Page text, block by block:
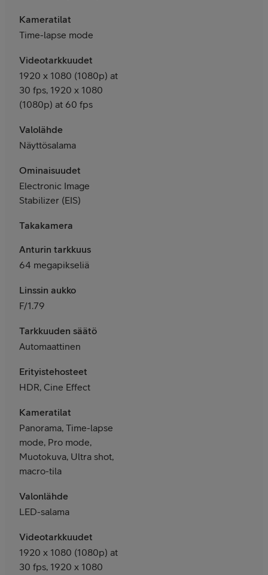
Kameratilat
Time-lapse mode
Videotarkkuudet
1920 x 1080 (1080p) at
30 fps, 1920 x 1080
(1080p) at 60 fps
Valolähde
Näyttösalama
Ominaisuudet
Electronic Image
Stabilizer (EIS)
Takakamera
Anturin tarkkuus
64 megapikseliä
Linssin aukko
F/1.79
Tarkkuuden säätö
Automaattinen
Erityistehosteet
HDR, Cine Effect
Kameratilat
Panorama, Time-lapse
mode, Pro mode,
Muotokuva, Ultra shot,
macro-tila
Valonlähde
LED-salama
Videotarkkuudet
1920 x 1080 (1080p) at
30 fps, 1920 x 1080